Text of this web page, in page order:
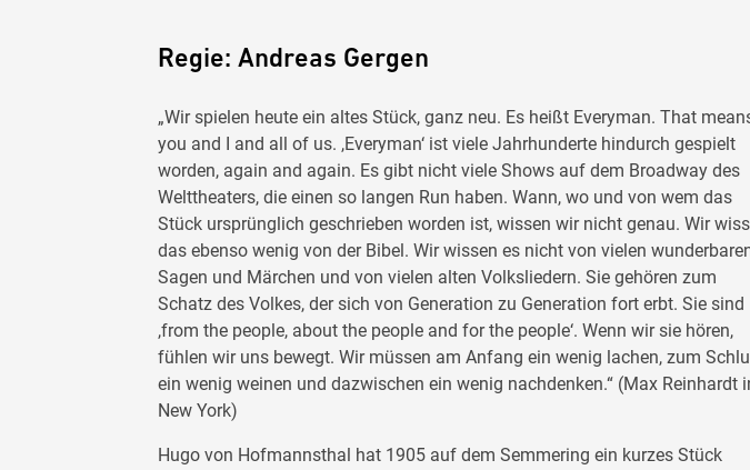
Regie: Andreas Gergen
„Wir spielen heute ein altes Stück, ganz neu. Es heißt Everyman. That
you and I and all of us. ,Everyman‘ ist viele Jahrhunderte hindurch gespielt
worden, again and again. Es gibt nicht viele Shows auf dem Broadway des
Welttheaters, die einen so langen Run haben. Wann, wo und von wem das
Stück ursprünglich geschrieben worden ist, wissen wir nicht genau. Wir
das ebenso wenig von der Bibel. Wir wissen es nicht von vielen
Sagen und Märchen und von vielen alten Volksliedern. Sie gehören zum
Schatz des Volkes, der sich von Generation zu Generation fort erbt. Sie sind
,from the people, about the people and for the people‘. Wenn wir sie hören,
fühlen wir uns bewegt. Wir müssen am Anfang ein wenig lachen, zum
ein wenig weinen und dazwischen ein wenig nachdenken.“ (Max Reinhardt
New York)
Hugo von Hofmannsthal hat 1905 auf dem Semmering ein kurzes Stück